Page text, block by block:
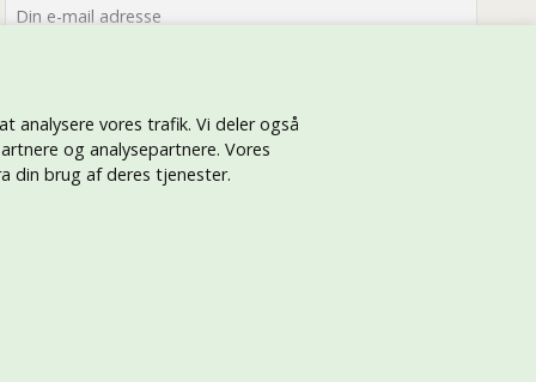
analysere vores trafik. Vi deler også
og analysepartnere. Vores
din brug af deres tjenester.